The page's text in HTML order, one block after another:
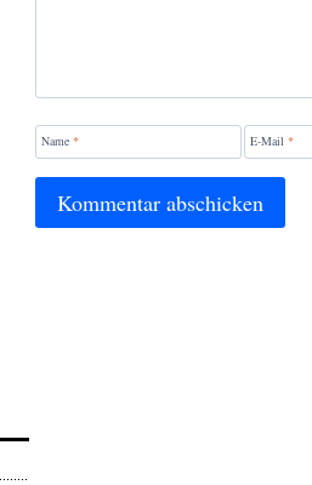
Name * E-Mail *